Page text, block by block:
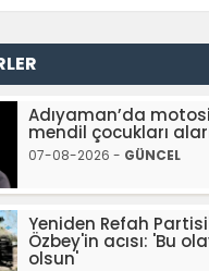
Adıyaman’da
mendil çocukları
07-08-2026 - GÜNCEL
Yeniden Refah
Özbey'in acısı: 'Bu
olsun'